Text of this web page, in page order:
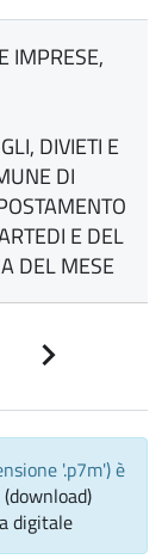
IMPRESE,
DIVIETI E
DI
E DEL
DEL MESE
'.p7m') è
digitale